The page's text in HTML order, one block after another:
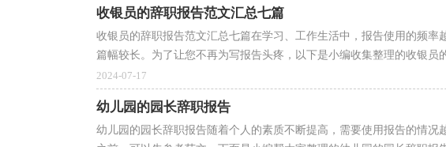
收银员的辞职报告范文汇总七篇
收银员的辞职报告范文汇总七篇在学习、工作生活中，报告使用的频率
篇幅较长。为了让您不再为写报告头疼，以下是小编收集整理的收银员
2024-07-17
幼儿园的园长辞职报告
幼儿园的园长辞职报告随着个人的素质不断提高，需要使用报告的情况